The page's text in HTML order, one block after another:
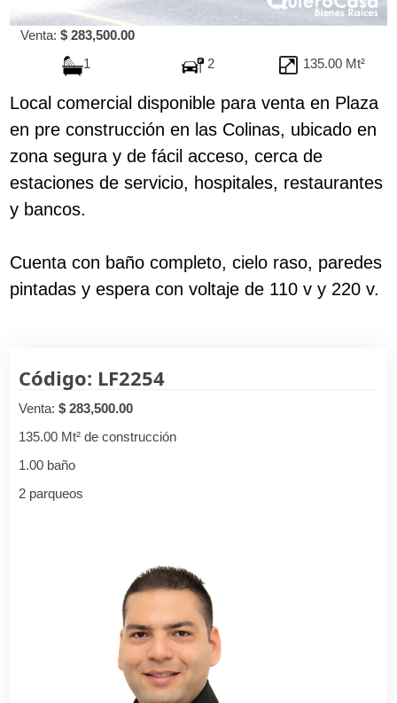
Venta: $ 283,500.00
1
2 135.00 Mt²
Local comercial disponible para venta en Plaza
en pre construcción en las Colinas, ubicado en
zona segura y de fácil acceso, cerca de
estaciones de servicio, hospitales, restaurantes
y bancos.
Cuenta con baño completo, cielo raso, paredes
pintadas y espera con voltaje de 110 v y 220 v.
Código: LF2254
Venta:$ 283,500.00
135.00 Mt² de construcción
1.00 baño
2 parqueos